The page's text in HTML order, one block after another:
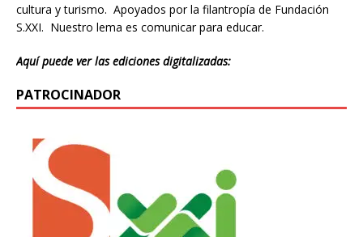
cultura y turismo. Apoyados por la filantropía de Fundación
S.XXI. Nuestro lema es comunicar para educar.
Aquí puede ver las ediciones digitalizadas:
PATROCINADOR